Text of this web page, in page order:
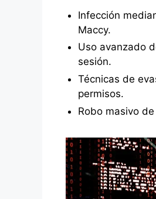
Infección
Maccy.
Uso avanzado
sesión.
Técnicas de
permisos.
Robo masivo